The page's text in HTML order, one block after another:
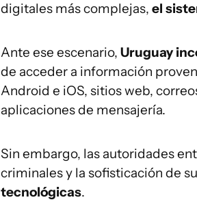
digitales más complejas, el
Ante ese escenario, Uruguay
de acceder a información
Android e iOS, sitios web,
aplicaciones de mensajería.
Sin embargo, las autoridades
criminales y la sofisticación de
tecnológicas.